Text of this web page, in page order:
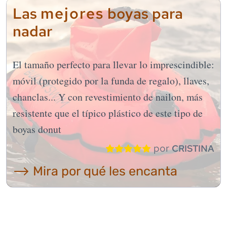
Las mejoresboyas para
nadar
El tamaño perfecto para llevar lo imprescindible:
móvil (protegido por la funda de regalo), llaves,
chanclas... Y con revestimiento de nailon, más
resistente que el típico plástico de este tipo de
boyas donut
porCRISTINA
⟶ Mira por qué les encanta